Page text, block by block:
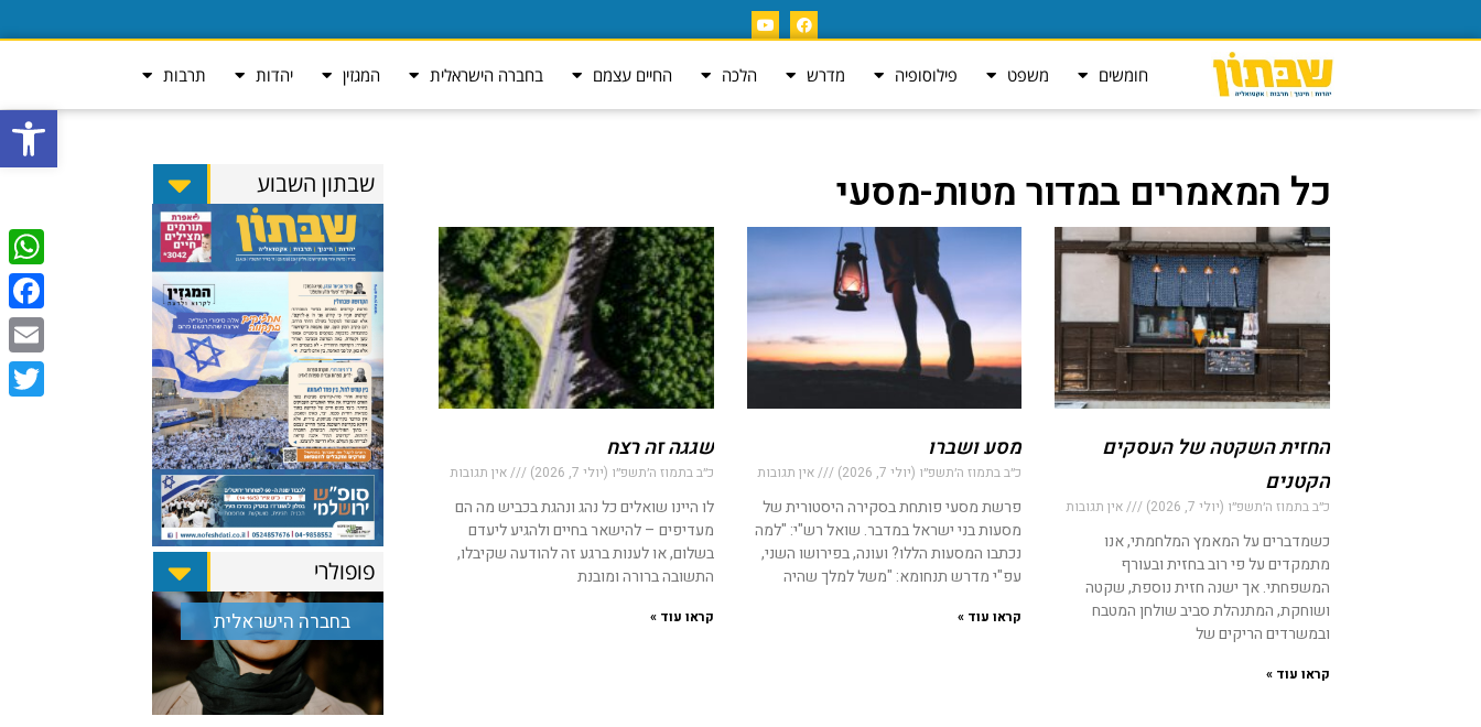
פתח
חומשים משפט פילוסופיה מדרש הלכה החיים עצמם בחברה הישראלית המגזין יהדות תרבות
כל המאמרים במדור מטות-מסעי
החזית השקטה של העסקים
הקטנים
כ״ב בתמוז ה׳תשפ״ו (יולי 7, 2026) אין תגובות
כשמדברים על המאמץ המלחמתי, אנו
מתמקדים על פי רוב בחזית ובעורף
המשפחתי. אך ישנה חזית נוספת, שקטה
ושוחקת, המתנהלת סביב שולחן המטבח
ובמשרדים הריקים של
קראו עוד »
מסע ושברו
כ״ב בתמוז ה׳תשפ״ו (יולי 7, 2026) אין תגובות
פרשת מסעי פותחת בסקירה היסטורית של
מסעות בני ישראל במדבר. שואל רש"י: "למה
נכתבו המסעות הללו? ועונה, בפירושו השני,
עפ"י מדרש תנחומא: "משל למלך שהיה
קראו עוד »
שגגה זה רצח
כ״ב בתמוז ה׳תשפ״ו (יולי 7, 2026) אין תגובות
לו היינו שואלים כל נהג ונהגת בכביש מה הם
מעדיפים – להישאר בחיים ולהגיע ליעדם
בשלום, או לענות ברגע זה להודעה שקיבלו,
התשובה ברורה ומובנת
קראו עוד »
שבתון השבוע
פופולרי
בחברה הישראלית
Email